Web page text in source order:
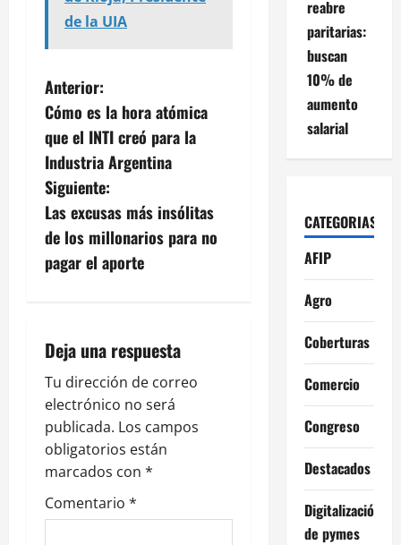
de la UIA
N
a
v
e
g
a
i
ó
n
d
e
Anterior:
Cómo es la hora atómica
que el INTI creó para la
Industria Argentina
Siguiente:
Las excusas más insólitas
de los millonarios para no
pagar el aporte
Deja una respuesta
Tu dirección de correo
electrónico no será
publicada. Los campos
obligatorios están
marcados con *
Comentario *
reabre
paritarias:
buscan
10% de
aumento
salarial
CATEGORIAS
AFIP
Agro
Coberturas
Comercio
Congreso
Destacados
Digitalización
de pymes